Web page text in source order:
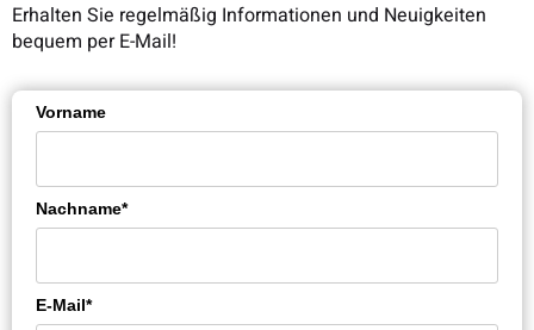
Erhalten Sie regelmäßig Informationen und Neuigkeiten
bequem per E-Mail!
Vorname
Nachname*
E-Mail*